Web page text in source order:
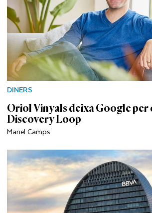
DINERS
Oriol Vinyals deixa Google
Discovery Loop
Manel Camps